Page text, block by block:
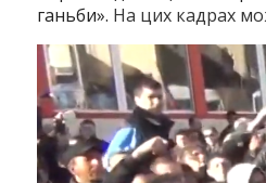
ганьби». На цих кадрах